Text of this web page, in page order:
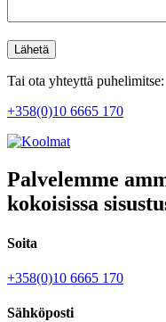
Tai ota yhteyttä puhelimitse:
+358(0)10 6665 170
Palvelemme
kokoisissa
Soita
+358(0)10 6665 170
Sähköposti